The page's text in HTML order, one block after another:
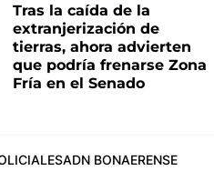
Tras la caída de la
extranjerización de
tierras, ahora advierten
que podría frenarse Zona
Fría en el Senado
ADN BONAERENSE